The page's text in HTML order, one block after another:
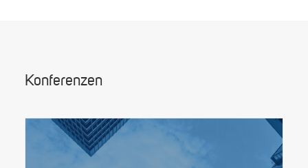
Konferenzen